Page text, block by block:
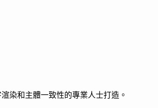
染和主體一致性的專業人士打造。